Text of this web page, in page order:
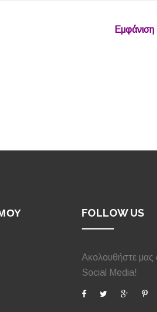
FOLLOW US
Ακολουθήστε μας
Social Media!